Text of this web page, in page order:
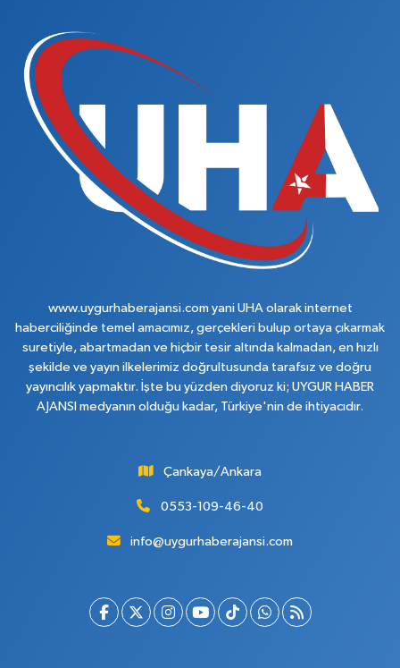
www.uygurhaberajansi.com yani UHA olarak internet
haberciliğinde temel amacımız, gerçekleri bulup ortaya çıkarmak
suretiyle, abartmadan ve hiçbir tesir altında kalmadan, en hızlı
şekilde ve yayın ilkelerimiz doğrultusunda tarafsız ve doğru
yayıncılık yapmaktır. İşte bu yüzden diyoruz ki; UYGUR HABER
AJANSI medyanın olduğu kadar, Türkiye'nin de ihtiyacıdır.
Çankaya/Ankara
0553-109-46-40
info@uygurhaberajansi.com